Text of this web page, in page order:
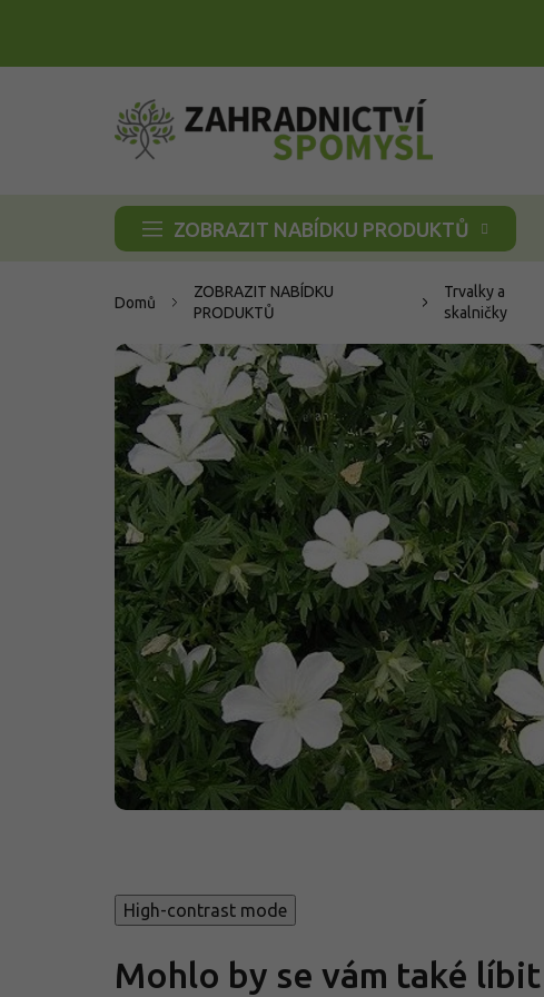
ZOBRAZIT NABÍDKU PRODUKTŮ
Domů
ZOBRAZIT NABÍDKU
PRODUKTŮ
Trvalky a
skalničky
High-contrast mode
Mohlo by se vám také líbit